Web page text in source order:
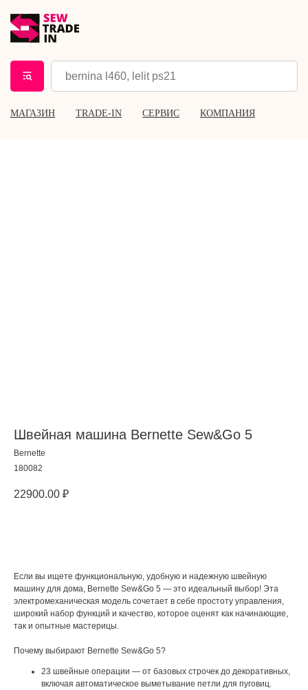
МАГАЗИН TRADE-IN СЕРВИС КОМПАНИЯ
Швейная машина Bernette Sew&Go 5
Bernette
180082
22900.00 ₽
Если вы ищете функциональную, удобную и надежную швейную
машину для дома, Bernette Sew&Go 5 — это идеальный выбор! Эта
электромеханическая модель сочетает в себе простоту управления,
широкий набор функций и качество, которое оценят как начинающие,
так и опытные мастерицы.
Почему выбирают Bernette Sew&Go 5?
23 швейные операции — от базовых строчек до декоративных,
включая автоматическое выметывание петли для пуговиц.